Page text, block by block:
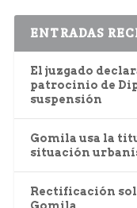
ENTRADAS
El juzgado
patrocinio de
suspensión
Gomila usa la
situación
Rectificación